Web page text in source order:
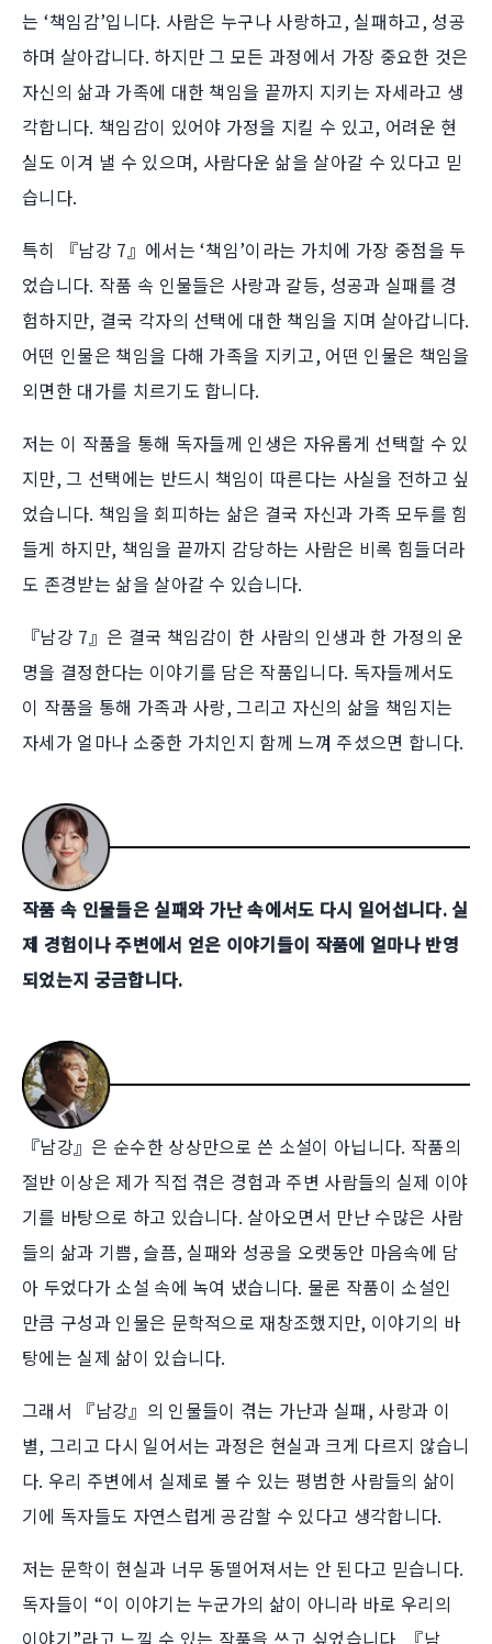
는 ‘책임감’입니다. 사람은 누구나 사랑하고, 실패하고, 성공
하며 살아갑니다. 하지만 그 모든 과정에서 가장 중요한 것은
자신의 삶과 가족에 대한 책임을 끝까지 지키는 자세라고 생
각합니다. 책임감이 있어야 가정을 지킬 수 있고, 어려운 현
실도 이겨 낼 수 있으며, 사람다운 삶을 살아갈 수 있다고 믿
습니다.
특히 『남강 7』에서는 ‘책임’이라는 가치에 가장 중점을 두
었습니다. 작품 속 인물들은 사랑과 갈등, 성공과 실패를 경
험하지만, 결국 각자의 선택에 대한 책임을 지며 살아갑니다.
어떤 인물은 책임을 다해 가족을 지키고, 어떤 인물은 책임을
외면한 대가를 치르기도 합니다.
저는 이 작품을 통해 독자들께 인생은 자유롭게 선택할 수 있
지만, 그 선택에는 반드시 책임이 따른다는 사실을 전하고 싶
었습니다. 책임을 회피하는 삶은 결국 자신과 가족 모두를 힘
들게 하지만, 책임을 끝까지 감당하는 사람은 비록 힘들더라
도 존경받는 삶을 살아갈 수 있습니다.
『남강 7』은 결국 책임감이 한 사람의 인생과 한 가정의 운
명을 결정한다는 이야기를 담은 작품입니다. 독자들께서도
이 작품을 통해 가족과 사랑, 그리고 자신의 삶을 책임지는
자세가 얼마나 소중한 가치인지 함께 느껴 주셨으면 합니다.
작품 속 인물들은 실패와 가난 속에서도 다시 일어섭니다. 실
제 경험이나 주변에서 얻은 이야기들이 작품에 얼마나 반영
되었는지 궁금합니다.
『남강』은 순수한 상상만으로 쓴 소설이 아닙니다. 작품의
절반 이상은 제가 직접 겪은 경험과 주변 사람들의 실제 이야
기를 바탕으로 하고 있습니다. 살아오면서 만난 수많은 사람
들의 삶과 기쁨, 슬픔, 실패와 성공을 오랫동안 마음속에 담
아 두었다가 소설 속에 녹여 냈습니다. 물론 작품이 소설인
만큼 구성과 인물은 문학적으로 재창조했지만, 이야기의 바
탕에는 실제 삶이 있습니다.
그래서 『남강』의 인물들이 겪는 가난과 실패, 사랑과 이
별, 그리고 다시 일어서는 과정은 현실과 크게 다르지 않습니
다. 우리 주변에서 실제로 볼 수 있는 평범한 사람들의 삶이
기에 독자들도 자연스럽게 공감할 수 있다고 생각합니다.
저는 문학이 현실과 너무 동떨어져서는 안 된다고 믿습니다.
독자들이 “이 이야기는 누군가의 삶이 아니라 바로 우리의
이야기”라고 느낄 수 있는 작품을 쓰고 싶었습니다. 『남